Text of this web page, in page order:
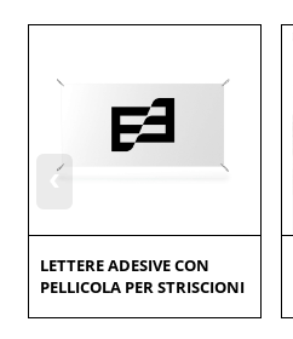
‹
LETTERE ADESIVE CON
PELLICOLA PER STRISCIONI